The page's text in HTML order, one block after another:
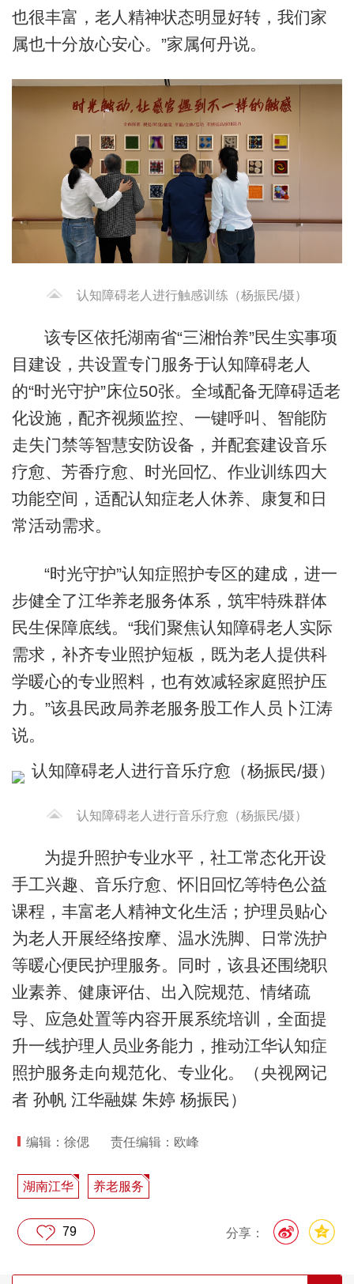
也很丰富，老人精神状态明显好转，我们家
属也十分放心安心。”家属何丹说。
认知障碍老人进行触感训练（杨振民/摄）
该专区依托湖南省“三湘怡养”民生实事项
目建设，共设置专门服务于认知障碍老人
的“时光守护”床位50张。全域配备无障碍适老
化设施，配齐视频监控、一键呼叫、智能防
走失门禁等智慧安防设备，并配套建设音乐
疗愈、芳香疗愈、时光回忆、作业训练四大
功能空间，适配认知症老人休养、康复和日
常活动需求。
“时光守护”认知症照护专区的建成，进一
步健全了江华养老服务体系，筑牢特殊群体
民生保障底线。“我们聚焦认知障碍老人实际
需求，补齐专业照护短板，既为老人提供科
学暖心的专业照料，也有效减轻家庭照护压
力。”该县民政局养老服务股工作人员卜江涛
说。
认知障碍老人进行音乐疗愈（杨振民/摄）
为提升照护专业水平，社工常态化开设
手工兴趣、音乐疗愈、怀旧回忆等特色公益
课程，丰富老人精神文化生活；护理员贴心
为老人开展经络按摩、温水洗脚、日常洗护
等暖心便民护理服务。同时，该县还围绕职
业素养、健康评估、出入院规范、情绪疏
导、应急处置等内容开展系统培训，全面提
升一线护理人员业务能力，推动江华认知症
照护服务走向规范化、专业化。（央视网记
者 孙帆 江华融媒 朱婷 杨振民）
编辑：徐偲 责任编辑：欧峰
湖南江华 养老服务
分享：
79